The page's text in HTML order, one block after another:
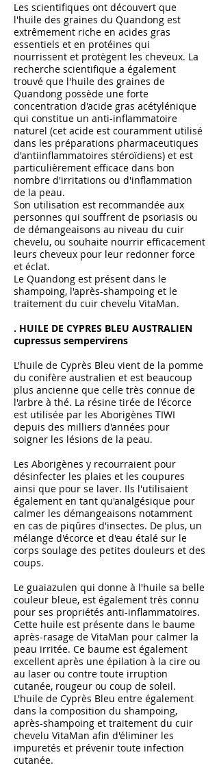
Les scientifiques ont découvert que
l'huile des graines du Quandong est
extrêmement riche en acides gras
essentiels et en protéines qui
nourrissent et protègent les cheveux. La
recherche scientifique a également
trouvé que l'huile des graines de
Quandong possède une forte
concentration d'acide gras acétylénique
qui constitue un anti-inflammatoire
naturel (cet acide est couramment utilisé
dans les préparations pharmaceutiques
d'antiinflammatoires stéroïdiens) et est
particulièrement efficace dans bon
nombre d'irritations ou d'inflammation
de la peau.
Son utilisation est recommandée aux
personnes qui souffrent de psoriasis ou
de démangeaisons au niveau du cuir
chevelu, ou souhaite nourrir efficacement
leurs cheveux pour leur redonner force
et éclat.
Le Quandong est présent dans le
shampoing, l'après-shampoing et le
traitement du cuir chevelu VitaMan.
. HUILE DE CYPRES BLEU AUSTRALIEN
cupressus sempervirens
L'huile de Cyprès Bleu vient de la pomme
du conifère australien et est beaucoup
plus ancienne que celle très connue de
l'arbre à thé. La résine tirée de l'écorce
est utilisée par les Aborigènes TIWI
depuis des milliers d'années pour
soigner les lésions de la peau.
Les Aborigènes y recourraient pour
désinfecter les plaies et les coupures
ainsi que pour se laver. Ils l'utilisaient
également en tant qu'analgésique pour
calmer les démangeaisons notamment
en cas de piqûres d'insectes. De plus, un
mélange d'écorce et d'eau étalé sur le
corps soulage des petites douleurs et des
coups.
Le guaiazulen qui donne à l'huile sa belle
couleur bleue, est également très connu
pour ses propriétés anti-inflammatoires.
Cette huile est présente dans le baume
après-rasage de VitaMan pour calmer la
peau irritée. Ce baume est également
excellent après une épilation à la cire ou
au laser ou contre toute irruption
cutanée, rougeur ou coup de soleil.
L'huile de Cyprès Bleu entre également
dans la composition du shampoing,
après-shampoing et traitement du cuir
chevelu VitaMan afin d'éliminer les
impuretés et prévenir toute infection
cutanée.